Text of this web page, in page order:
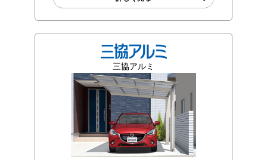
三協アルミ